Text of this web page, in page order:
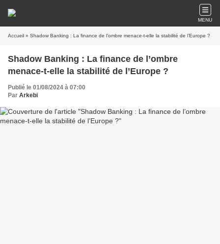
MENU
Accueil » Shadow Banking : La finance de l’ombre menace-t-elle la stabilité de l’Europe ?
Shadow Banking : La finance de l’ombre
menace-t-elle la stabilité de l’Europe ?
Publié le 01/08/2024 à 07:00
Par Arkebi